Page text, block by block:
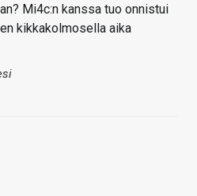
Mi4c:n kanssa tuo onnistui
kikkakolmosella aika